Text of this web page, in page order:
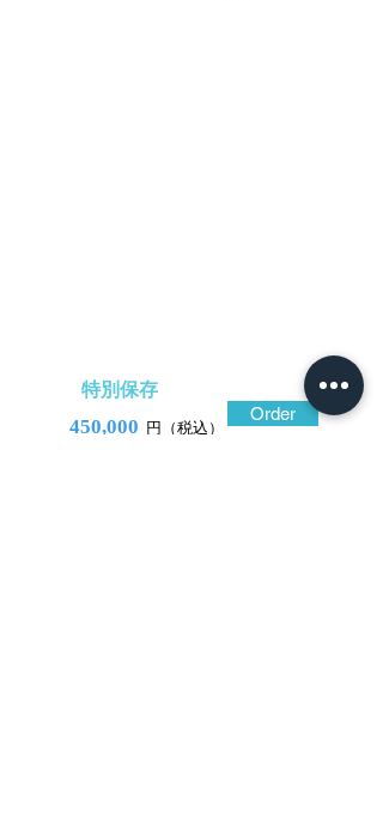
特別保存
450,000 円（税込）
Order